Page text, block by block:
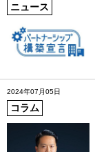
ニュース
2024年07月05日
コラム